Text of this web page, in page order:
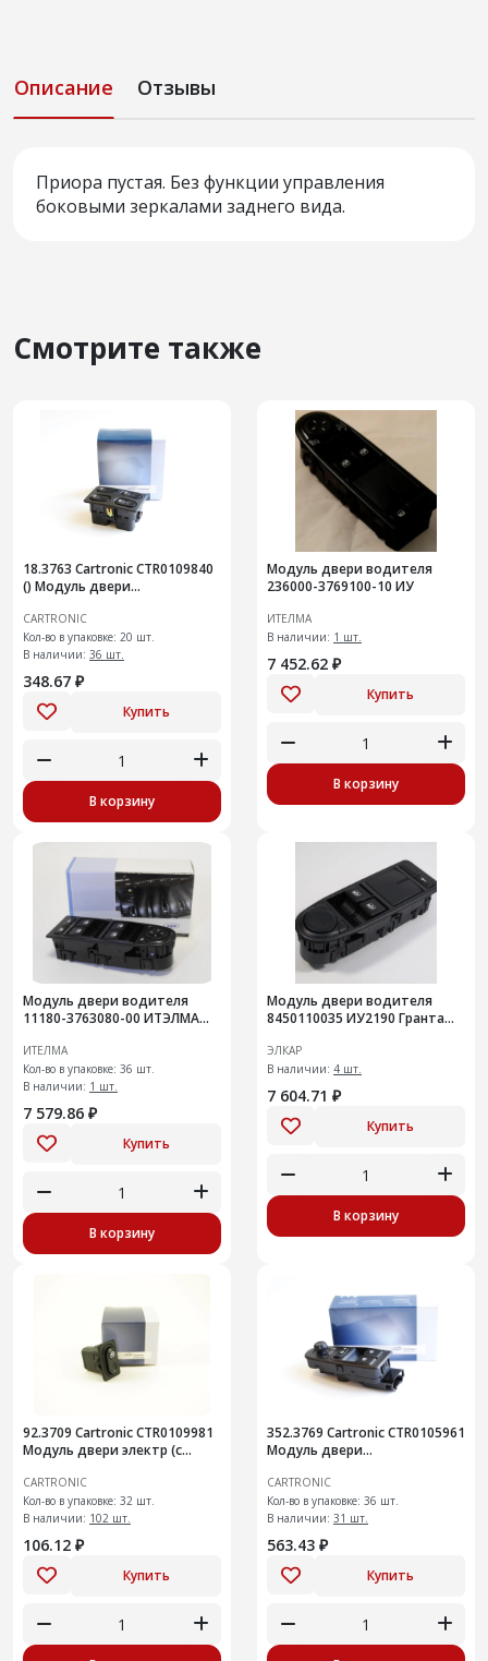
Описание Отзывы
Приора пустая. Без функции управления
боковыми зеркалами заднего вида.
Смотрите также
18.3763 Cartronic CTR0109840
() Модуль двери
CARTRONIC
Кол-во в упаковке: 20 шт.
В наличии: 36 шт.
348.67 ₽
Купить
В корзину
Модуль двери водителя
236000-3769100-10 ИУ
ИТЕЛМА
В наличии: 1 шт.
7 452.62 ₽
Купить
В корзину
Модуль двери водителя
11180-3763080-00 ИТЭЛМА
ИТЕЛМА
Кол-во в упаковке: 36 шт.
В наличии: 1 шт.
7 579.86 ₽
Купить
В корзину
Модуль двери водителя
8450110035 ИУ2190 Гранта
ЭЛКАР
В наличии: 4 шт.
7 604.71 ₽
Купить
В корзину
92.3709 Cartronic CTR0109981
Модуль двери электр (с
CARTRONIC
Кол-во в упаковке: 32 шт.
В наличии: 102 шт.
106.12 ₽
Купить
352.3769 Cartronic CTR0105961
Модуль двери
CARTRONIC
Кол-во в упаковке: 36 шт.
В наличии: 31 шт.
563.43 ₽
Купить